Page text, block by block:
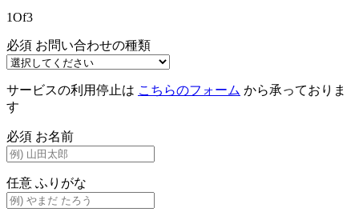
1Of3
必須 お問い合わせの種類
サービスの利用停止は こちらのフォーム から承っておりま
す
必須 お名前
任意 ふりがな